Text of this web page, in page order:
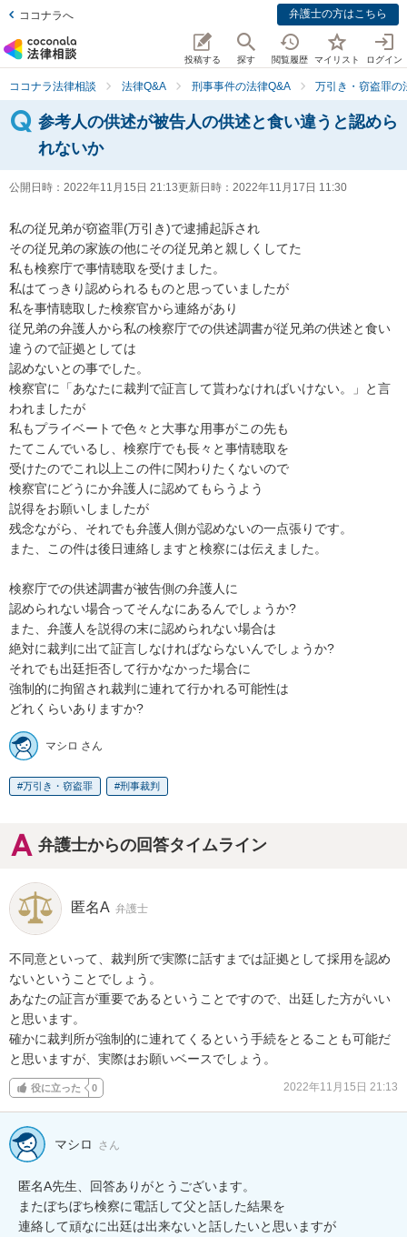
ココナラへ 弁護士の方はこちら
投稿する 探す 閲覧履歴 マイリスト ログイン
ココナラ法律相談 法律Q&A 刑事事件の法律Q&A 万引き・窃盗罪の
参考人の供述が被告人の供述と食い違うと認めら
れないか
公開日時： 2022年11月15日 21:13更新日時： 2022年11月17日 11:30
私の従兄弟が窃盗罪(万引き)で逮捕起訴され
その従兄弟の家族の他にその従兄弟と親しくしてた
私も検察庁で事情聴取を受けました。
私はてっきり認められるものと思っていましたが
私を事情聴取した検察官から連絡があり
従兄弟の弁護人から私の検察庁での供述調書が従兄弟の供述と食い
違うので証拠としては
認めないとの事でした。
検察官に「あなたに裁判で証言して貰わなければいけない。」と言
われましたが
私もプライベートで色々と大事な用事がこの先も
たてこんでいるし、検察庁でも長々と事情聴取を
受けたのでこれ以上この件に関わりたくないので
検察官にどうにか弁護人に認めてもらうよう
説得をお願いしましたが
残念ながら、それでも弁護人側が認めないの一点張りです。
また、この件は後日連絡しますと検察には伝えました。
検察庁での供述調書が被告側の弁護人に
認められない場合ってそんなにあるんでしょうか?
また、弁護人を説得の末に認められない場合は
絶対に裁判に出て証言しなければならないんでしょうか?
それでも出廷拒否して行かなかった場合に
強制的に拘留され裁判に連れて行かれる可能性は
どれくらいありますか?
マシロ さん
万引き・窃盗罪 刑事裁判
弁護士からの回答タイムライン
匿名A 弁護士
不同意といって、裁判所で実際に話すまでは証拠として採用を認め
ないということでしょう。
あなたの証言が重要であるということですので、出廷した方がいい
と思います。
確かに裁判所が強制的に連れてくるという手続をとることも可能だ
と思いますが、実際はお願いベースでしょう。
役に立った 0 2022年11月15日 21:13
マシロ さん
匿名A先生、回答ありがとうございます。
またぼちぼち検察に電話して父と話した結果を
連絡して頑なに出廷は出来ないと話したいと思いますが